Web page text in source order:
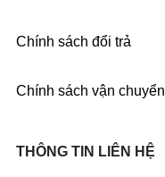
Chính sách đổi trả
Chính sách vận chuyển
THÔNG TIN LIÊN HỆ